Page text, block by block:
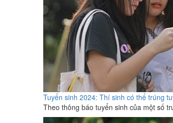
Tuyển sinh 2024: Thí sinh có thể trúng
Theo thông báo tuyển sinh của một số